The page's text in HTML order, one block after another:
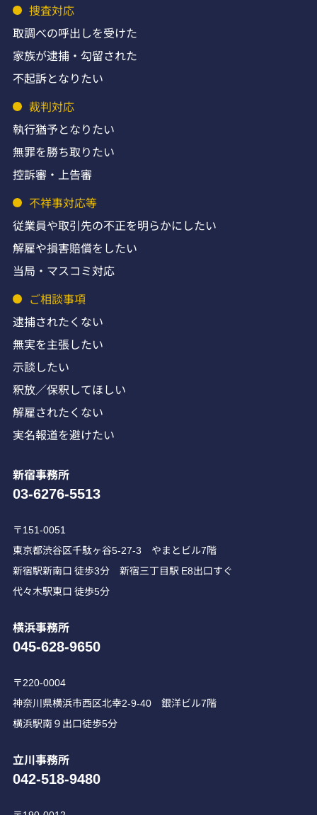
捜査対応
取調べの呼出しを受けた
家族が逮捕・勾留された
不起訴となりたい
裁判対応
執行猶予となりたい
無罪を勝ち取りたい
控訴審・上告審
不祥事対応等
従業員や取引先の不正を明らかにしたい
解雇や損害賠償をしたい
当局・マスコミ対応
ご相談事項
逮捕されたくない
無実を主張したい
示談したい
釈放／保釈してほしい
解雇されたくない
実名報道を避けたい
新宿事務所
03-6276-5513
〒151-0051
東京都渋谷区千駄ヶ谷5-27-3 やまとビル7階
新宿駅新南口 徒歩3分 新宿三丁目駅 E8出口すぐ
代々木駅東口 徒歩5分
横浜事務所
045-628-9650
〒220-0004
神奈川県横浜市西区北幸2-9-40 銀洋ビル7階
横浜駅南９出口徒歩5分
立川事務所
042-518-9480